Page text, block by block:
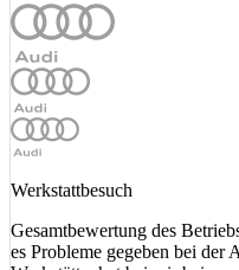
Werkstattbesuch
Gesamtbewertung des
es Probleme gegeben bei der